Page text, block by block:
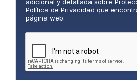
c
i
d
a
Política de Privacidad que
página web.